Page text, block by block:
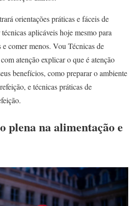
orientações práticas e fáceis de
aplicáveis hoje mesmo para
e comer menos. Vou Técnicas de
atenção explicar o que é atenção
benefícios, como preparar o ambiente
e técnicas práticas de
plena na alimentação e